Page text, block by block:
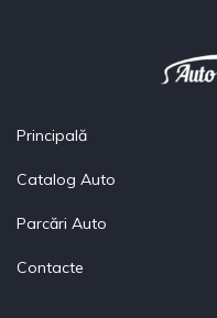
Principală
Catalog Auto
Parcări Auto
Contacte